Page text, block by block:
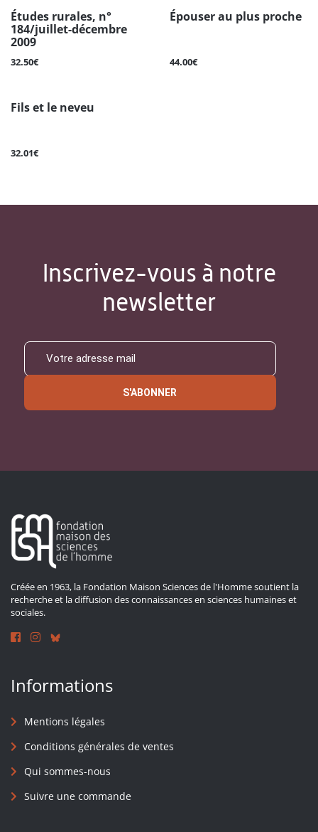
Études rurales, n°
184/juillet-décembre
2009
32.50€
Épouser au plus proche
44.00€
Fils et le neveu
32.01€
Inscrivez-vous à notre
newsletter
S'ABONNER
Créée en 1963, la Fondation Maison Sciences de l'Homme soutient la
recherche et la diffusion des connaissances en sciences humaines et
sociales.
Informations
Mentions légales
Conditions générales de ventes
Qui sommes-nous
Suivre une commande